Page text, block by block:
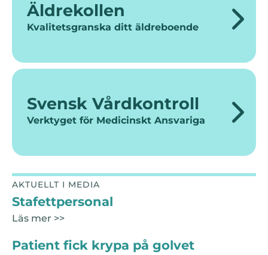
Äldrekollen
Kvalitetsgranska ditt äldreboende
Svensk Vårdkontroll
Verktyget för Medicinskt Ansvariga
AKTUELLT I MEDIA
Stafettpersonal
Läs mer >>
Patient fick krypa på golvet